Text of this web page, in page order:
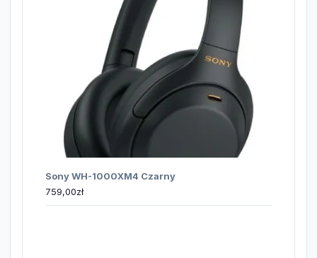
Sony WH-1000XM4 Czarny
759,00zł